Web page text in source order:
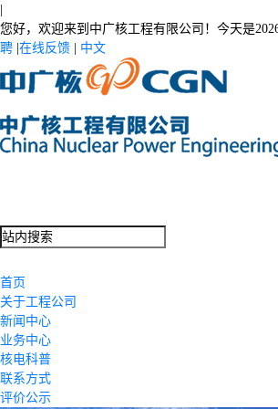
您好，欢迎来到中广核工程有限公司！今天是
聘 在线反馈 中文
首页
关于工程公司
新闻中心
业务中心
核电科普
联系方式
评价公示